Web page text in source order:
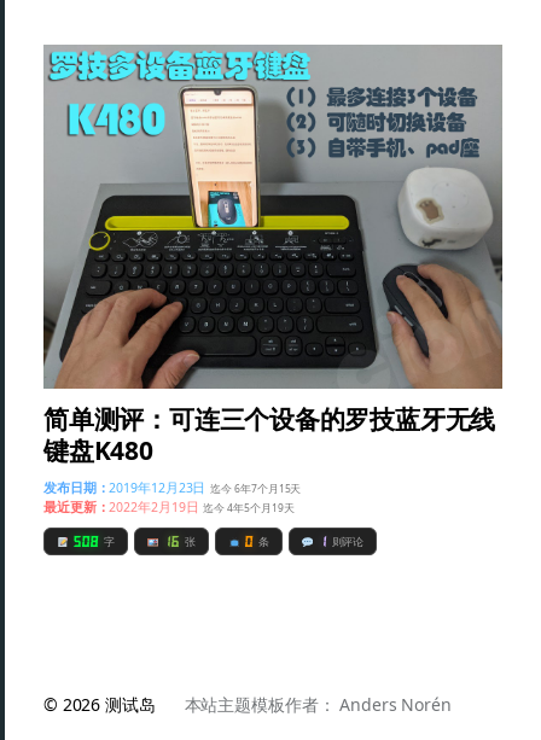
简单测评：可连三个设备的罗技蓝牙无线
键盘K480
发布日期：2019年12月23日 迄今 6年7个月15天
最近更新：2022年2月19日 迄今 4年5个月19天
508 字 16 张 0 条 1 则评论
© 2026测试岛 本站主题模板作者：Anders Norén